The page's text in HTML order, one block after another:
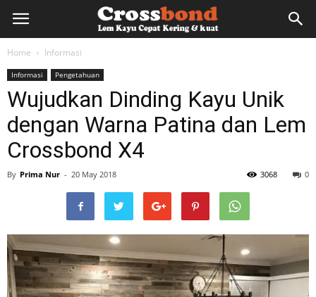
lemkayu.net
Lem
HPL,
Home Informasi
Informasi Pengetahuan
Wujudkan Dinding Kayu Unik
dengan Warna Patina dan Lem
Crossbond X4
By Prima Nur - 20 May 2018 0
3068